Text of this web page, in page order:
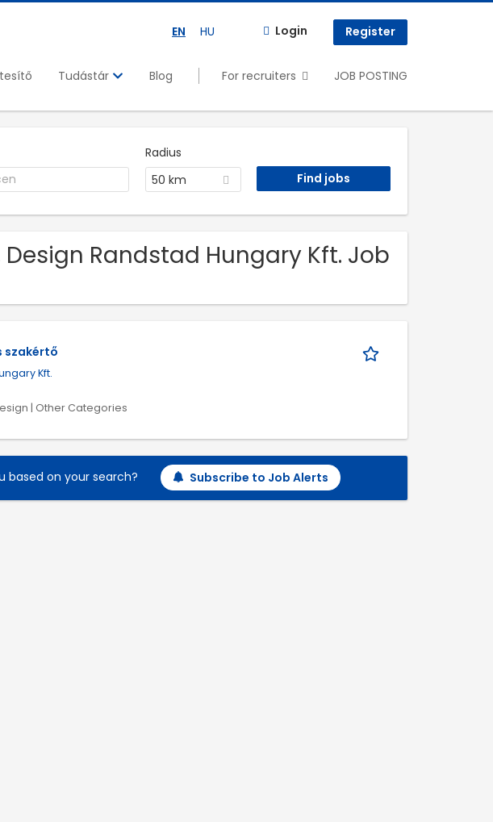
EN HU Login Register
Tudástár Blog For recruiters JOB POSTING
Radius
50 km
Randstad Hungary Kft. Job
szakértő
Kft.
| Other Categories
based on your search? Subscribe to Job Alerts